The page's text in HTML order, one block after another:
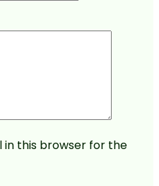
in this browser for the